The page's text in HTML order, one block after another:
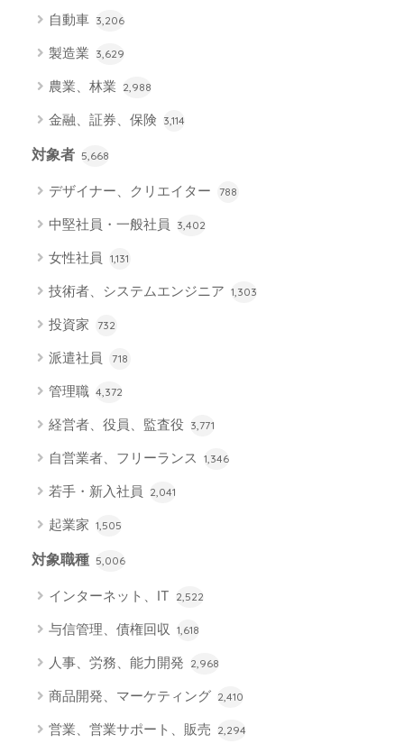
自動車 3,206
製造業 3,629
農業、林業 2,988
金融、証券、保険 3,114
対象者 5,668
デザイナー、クリエイター 788
中堅社員・一般社員 3,402
女性社員 1,131
技術者、システムエンジニア 1,303
投資家 732
派遣社員 718
管理職 4,372
経営者、役員、監査役 3,771
自営業者、フリーランス 1,346
若手・新入社員 2,041
起業家 1,505
対象職種 5,006
インターネット、IT 2,522
与信管理、債権回収 1,618
人事、労務、能力開発 2,968
商品開発、マーケティング 2,410
営業、営業サポート、販売 2,294